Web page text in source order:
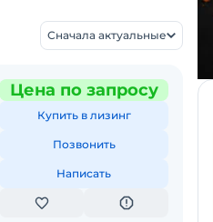
Сначала актуальные
Цена по запросу
Купить в лизинг
Позвонить
Написать